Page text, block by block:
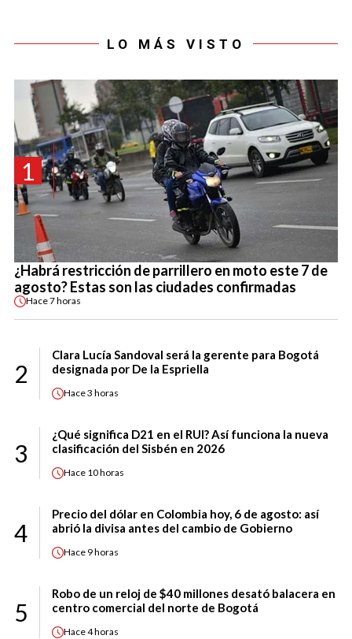
LO MÁS VISTO
1
¿Habrá restricción de parrillero en moto este 7 de
agosto? Estas son las ciudades confirmadas
Hace7 horas
2
Clara Lucía Sandoval será la gerente para Bogotá
designada por De la Espriella
Hace3 horas
3
¿Qué significa D21 en el RUI? Así funciona la nueva
clasificación del Sisbén en 2026
Hace 10 horas
4
Precio del dólar en Colombia hoy, 6 de agosto: así
abrió la divisa antes del cambio de Gobierno
Hace 9 horas
5
Robo de un reloj de $40 millones desató balacera en
centro comercial del norte de Bogotá
Hace4 horas